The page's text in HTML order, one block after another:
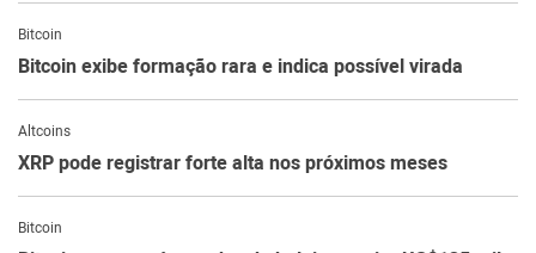
Bitcoin
Bitcoin exibe formação rara e indica possível virada
Altcoins
XRP pode registrar forte alta nos próximos meses
Bitcoin